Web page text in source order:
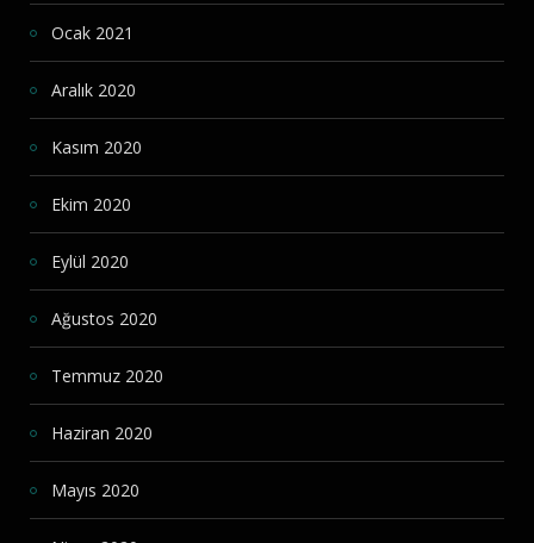
Ocak 2021
Aralık 2020
Kasım 2020
Ekim 2020
Eylül 2020
Ağustos 2020
Temmuz 2020
Haziran 2020
Mayıs 2020